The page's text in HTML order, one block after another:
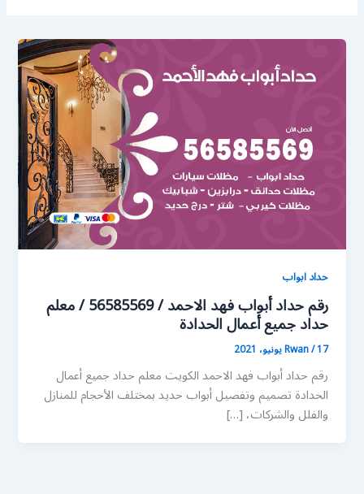
حداد ابواب
رقم حداد أبواب فهد الاحمد / 56585569 / معلم
حداد جميع أعمال الحدادة
Rwan/17 يونيو، 2021
رقم حداد أبواب فهد الاحمد الكويت معلم حداد جميع أعمال
الحدادة تصميم وتفصيل أبواب حديد بمختلف الأحجام للمنازل
والفلل والشركات، […]